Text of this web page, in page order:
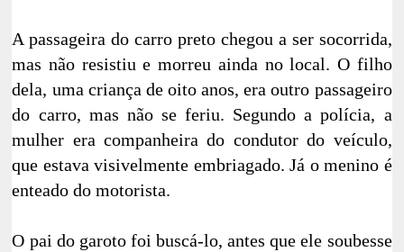
A passageira do carro preto chegou a ser socorrida,
mas não resistiu e morreu ainda no local. O filho
dela, uma criança de oito anos, era outro passageiro
do carro, mas não se feriu. Segundo a polícia, a
mulher era companheira do condutor do veículo,
que estava visivelmente embriagado. Já o menino é
enteado do motorista.
O pai do garoto foi buscá-lo, antes que ele soubesse